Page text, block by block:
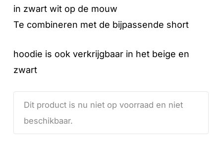
in zwart wit op de mouw
Te combineren met de bijpassende short
hoodie is ook verkrijgbaar in het beige en
zwart
Dit product is nu niet op voorraad en niet
beschikbaar.